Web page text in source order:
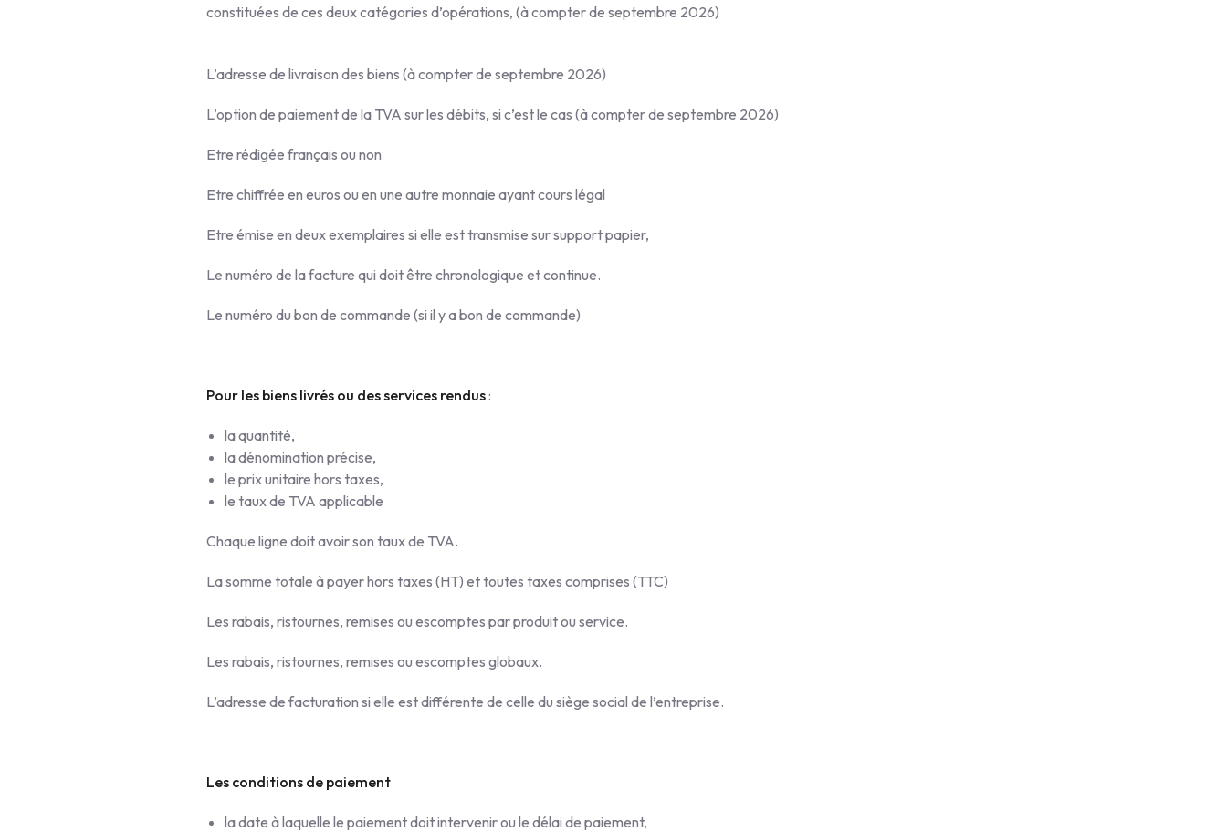
constituées de ces deux catégories d’opérations, (à compter de septembre 2026)
L’adresse de livraison des biens (à compter de septembre 2026)
L’option de paiement de la TVA sur les débits, si c’est le cas (à compter de septembre 2026)
Etre rédigée français ou non
Etre chiffrée en euros ou en une autre monnaie ayant cours légal
Etre émise en deux exemplaires si elle est transmise sur support papier,
Le numéro de la facture qui doit être chronologique et continue.
Le numéro du bon de commande (si il y a bon de commande)
Pour les biens livrés ou des services rendus:
la quantité,
la dénomination précise,
le prix unitaire hors taxes,
le taux de TVA applicable
Chaque ligne doit avoir son taux de TVA.
La somme totale à payer hors taxes (HT) et toutes taxes comprises (TTC)
Les rabais, ristournes, remises ou escomptes par produit ou service.
Les rabais, ristournes, remises ou escomptes globaux.
L’adresse de facturation si elle est différente de celle du siège social de l’entreprise.
Les conditions de paiement
la date à laquelle le paiement doit intervenir ou le délai de paiement,